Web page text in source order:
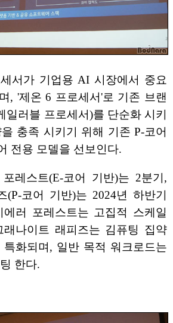
서가 기업용 AI 시장에서 중요
, '제온 6 프로세서'로 기존 브랜
일러블 프로세서)를 단순화 시키
충족 시키기 위해 기존 P-코어
전용 모델을 선보인다.
레스트(E-코어 기반)는 2분기,
(P-코어 기반)는 2024년 하반기
러 포레스트는 고집적 스케일
래나이트 래피즈는 김퓨팅 집약
화되며, 일반 목적 워크로드는
한다.